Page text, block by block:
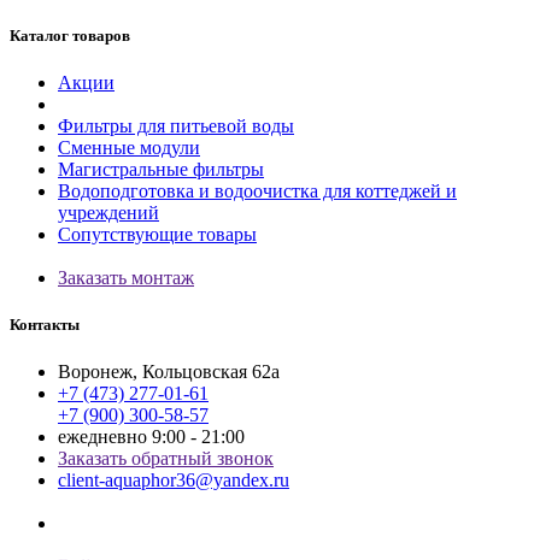
Каталог товаров
Акции
Фильтры для питьевой воды
Сменные модули
Магистральные фильтры
Водоподготовка и водоочистка для коттеджей и
учреждений
Сопутствующие товары
Заказать монтаж
Контакты
Воронеж, Кольцовская 62а
+7 (473) 277-01-61
+7 (900) 300-58-57
ежедневно 9:00 - 21:00
Заказать обратный звонок
client-aquaphor36@yandex.ru